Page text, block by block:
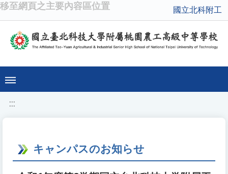
移至網頁之主要內容區位置 國立北科附工
:::
キャンパスのお知らせ